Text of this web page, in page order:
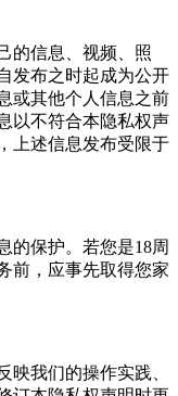
信息、视频、照
发布之时起成为公开
或其他个人信息之前
以不符合本隐私权声
上述信息发布受限于
保护。若您是18周
前，应事先取得您家
我们的操作实践、